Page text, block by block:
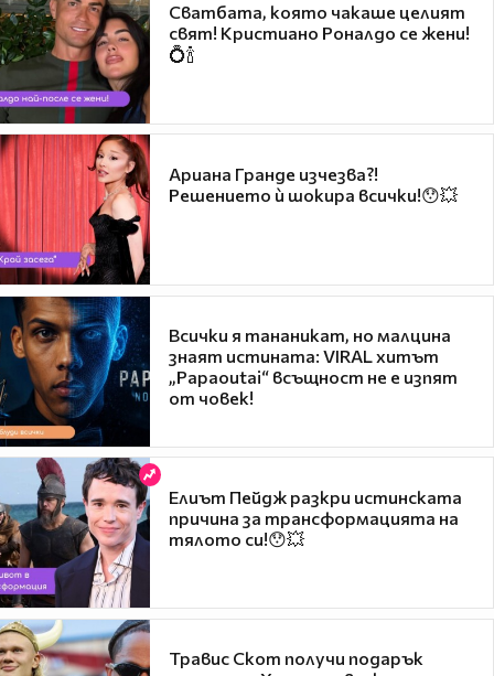
Сватбата, която чакаше целият
свят! Кристиано Роналдо се жени!
💍🍾
Ариана Гранде изчезва?!
Решението ѝ шокира всички!😯💥
Всички я тананикат, но малцина
знаят истината: VIRAL хитът
„Papaoutai“ всъщност не е изпят
от човек!
Елиът Пейдж разкри истинската
причина за трансформацията на
тялото си!😯💥
Травис Скот получи подарък